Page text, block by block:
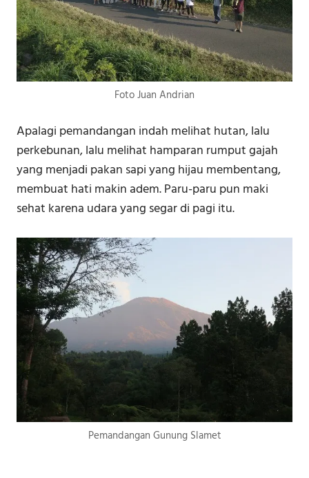
Foto Juan Andrian
Apalagi pemandangan indah melihat hutan, lalu
perkebunan, lalu melihat hamparan rumput gajah
yang menjadi pakan sapi yang hijau membentang,
membuat hati makin adem. Paru-paru pun maki
sehat karena udara yang segar di pagi itu.
Pemandangan Gunung Slamet